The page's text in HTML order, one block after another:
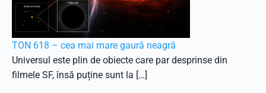
TON 618 – cea mai mare gaură neagră
Universul este plin de obiecte care par desprinse din
filmele SF, însă puține sunt la […]